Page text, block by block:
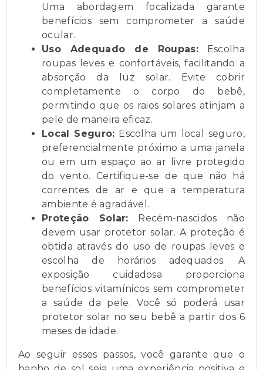
Uma abordagem focalizada garante
benefícios sem comprometer a saúde
ocular.
Uso Adequado de Roupas:Escolha
roupas leves e confortáveis, facilitando a
absorção da luz solar. Evite cobrir
completamente o corpo do bebê,
permitindo que os raios solares atinjam a
pele de maneira eficaz.
Local Seguro: Escolha um local seguro,
preferencialmente próximo a uma janela
ou em um espaço ao ar livre protegido
do vento. Certifique-se de que não há
correntes de ar e que a temperatura
ambiente é agradável.
Proteção Solar: Recém-nascidos não
devem usar protetor solar. A proteção é
obtida através do uso de roupas leves e
escolha de horários adequados. A
exposição cuidadosa proporciona
benefícios vitamínicos sem comprometer
a saúde da pele. Você só poderá usar
protetor solar no seu bebê a partir dos 6
meses de idade.
Ao seguir esses passos, você garante que o